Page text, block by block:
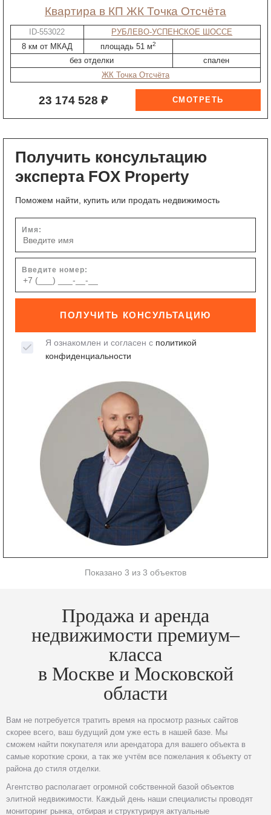
квартира в КП ЖК Точка Отсчёта
ID-553022
РУБЛЕВО-УСПЕНСКОЕ ШОССЕ
8 км от МКАД
площадь 51 м2
без отделки
спален
ЖК Точка Отсчёта
23 174 528 ₽
Получить консультацию
эксперта FOX Property
Поможем найти, купить или продать недвижимость
Имя:
Введите номер:
ПОЛУЧИТЬ КОНСУЛЬТАЦИЮ
Я ознакомлен и согласен с политикой
конфиденциальности
Показано 3 из 3 объектов
Продажа и аренда
недвижимости премиум–
класса
в Москве и Московской
области
Вам не потребуется тратить время на просмотр разных сайтов
скорее всего, ваш будущий дом уже есть в нашей базе. Мы
сможем найти покупателя или арендатора для вашего объекта в
самые короткие сроки, а так же учтём все пожелания к объекту от
района до стиля отделки.
Агентство располагает огромной собственной базой объектов
элитной недвижимости. Каждый день наши специалисты проводят
мониторинг рынка, отбирая и структурируя актуальные